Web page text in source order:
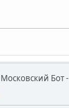
Московский Бот -